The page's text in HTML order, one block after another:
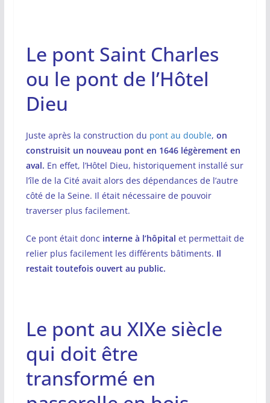
Le pont Saint Charles
ou le pont de l’Hôtel
Dieu
Juste après la construction du pont au double, on
construisit un nouveau pont en 1646 légèrement en
aval. En effet, l’Hôtel Dieu, historiquement installé sur
l’île de la Cité avait alors des dépendances de l’autre
côté de la Seine. Il était nécessaire de pouvoir
traverser plus facilement.
Ce pont était donc interne à l’hôpital et permettait de
relier plus facilement les différents bâtiments. Il
restait toutefois ouvert au public.
Le pont au XIXe siècle
qui doit être
transformé en